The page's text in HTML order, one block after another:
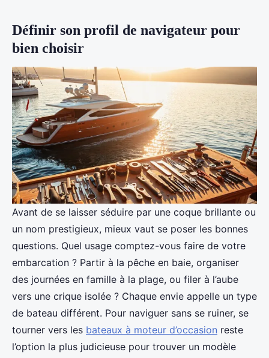
Définir son profil de navigateur pour
bien choisir
Avant de se laisser séduire par une coque brillante ou
un nom prestigieux, mieux vaut se poser les bonnes
questions. Quel usage comptez-vous faire de votre
embarcation ? Partir à la pêche en baie, organiser
des journées en famille à la plage, ou filer à l’aube
vers une crique isolée ? Chaque envie appelle un type
de bateau différent. Pour naviguer sans se ruiner, se
tourner vers les bateaux à moteur d’occasion reste
l’option la plus judicieuse pour trouver un modèle